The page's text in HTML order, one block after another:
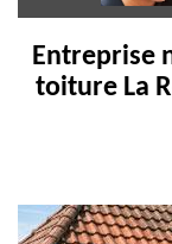
Entreprise
toiture La